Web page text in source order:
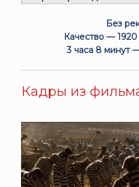
Без
Качество —
3 часа 8 минут
Кадры из